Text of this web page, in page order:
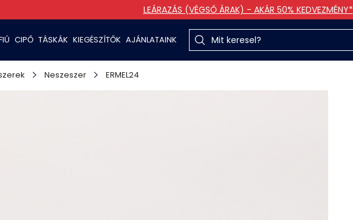
LEÁRAZÁS (VÉGSŐ ÁRAK) - AKÁR 50% KEDVEZMÉNY*
CIPŐ TÁSKÁK KIEGÉSZÍTŐK AJÁNLATAINK
Neszeszer ERMEL24